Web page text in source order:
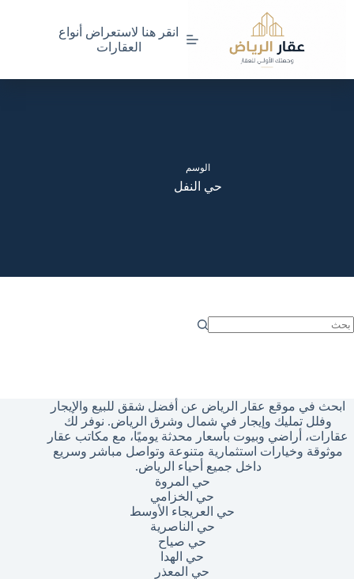
انقر هنا لاستعراض أنواع
العقارات
الوسم
حي النفل
ابحث في موقع عقار الرياض عن أفضل شقق للبيع والإيجار
وفلل تمليك وإيجار في شمال وشرق الرياض. نوفر لك
عقارات، أراضي وبيوت بأسعار محدثة يوميًا، مع مكاتب عقار
موثوقة وخيارات استثمارية متنوعة وتواصل مباشر وسريع
داخل جميع أحياء الرياض.
حي المروة
حي الخزامي
حي العريجاء الأوسط
حي الناصرية
حي صياح
حي الهدا
حي المعذر